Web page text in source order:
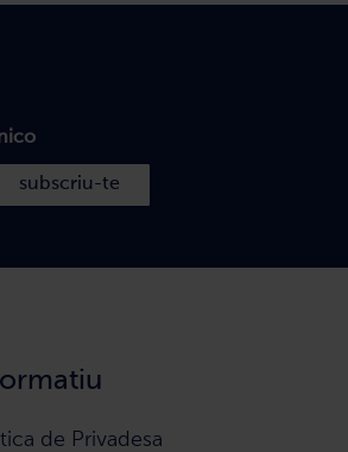
de Privadesa
subscriu-te